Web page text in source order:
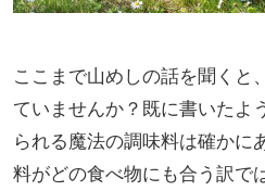
ここまで山めしの話を聞くと
ていませんか？既に書いたよ
られる魔法の調味料は確かに
料がどの食べ物にも合う訳で